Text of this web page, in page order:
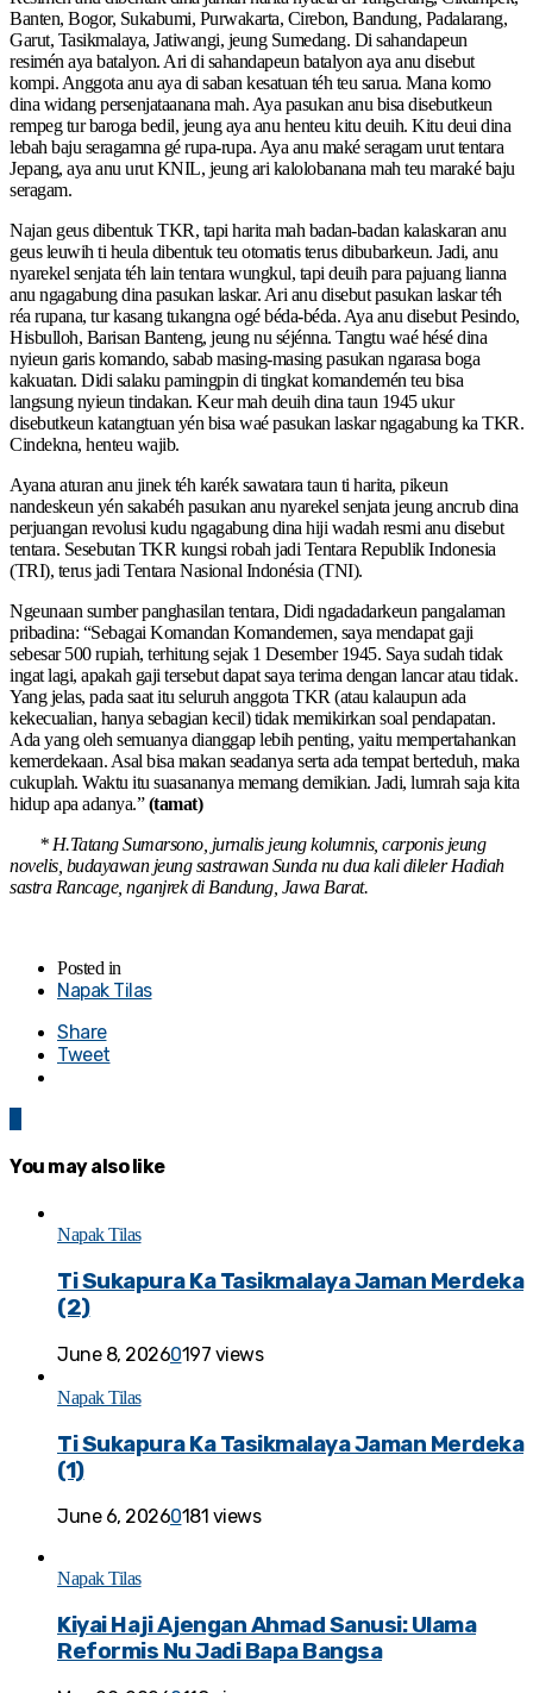
Banten, Bogor, Sukabumi, Purwakarta, Cirebon, Bandung, Padalarang,
Garut, Tasikmalaya, Jatiwangi, jeung Sumedang. Di sahandapeun
resimén aya batalyon. Ari di sahandapeun batalyon aya anu disebut
kompi. Anggota anu aya di saban kesatuan téh teu sarua. Mana komo
dina widang persenjataanana mah. Aya pasukan anu bisa disebutkeun
rempeg tur baroga bedil, jeung aya anu henteu kitu deuih. Kitu deui dina
lebah baju seragamna gé rupa-rupa. Aya anu maké seragam urut tentara
Jepang, aya anu urut KNIL, jeung ari kalolobanana mah teu maraké baju
seragam.
Najan geus dibentuk TKR, tapi harita mah badan-badan kalaskaran anu
geus leuwih ti heula dibentuk teu otomatis terus dibubarkeun. Jadi, anu
nyarekel senjata téh lain tentara wungkul, tapi deuih para pajuang lianna
anu ngagabung dina pasukan laskar. Ari anu disebut pasukan laskar téh
réa rupana, tur kasang tukangna ogé béda-béda. Aya anu disebut Pesindo,
Hisbulloh, Barisan Banteng, jeung nu séjénna. Tangtu waé hésé dina
nyieun garis komando, sabab masing-masing pasukan ngarasa boga
kakuatan. Didi salaku pamingpin di tingkat komandemén teu bisa
langsung nyieun tindakan. Keur mah deuih dina taun 1945 ukur
disebutkeun katangtuan yén bisa waé pasukan laskar ngagabung ka TKR.
Cindekna, henteu wajib.
Ayana aturan anu jinek téh karék sawatara taun ti harita, pikeun
nandeskeun yén sakabéh pasukan anu nyarekel senjata jeung ancrub dina
perjuangan revolusi kudu ngagabung dina hiji wadah resmi anu disebut
tentara. Sesebutan TKR kungsi robah jadi Tentara Republik Indonesia
(TRI), terus jadi Tentara Nasional Indonésia (TNI).
Ngeunaan sumber panghasilan tentara, Didi ngadadarkeun pangalaman
pribadina: “Sebagai Komandan Komandemen, saya mendapat gaji
sebesar 500 rupiah, terhitung sejak 1 Desember 1945. Saya sudah tidak
ingat lagi, apakah gaji tersebut dapat saya terima dengan lancar atau tidak.
Yang jelas, pada saat itu seluruh anggota TKR (atau kalaupun ada
kekecualian, hanya sebagian kecil) tidak memikirkan soal pendapatan.
Ada yang oleh semuanya dianggap lebih penting, yaitu mempertahankan
kemerdekaan. Asal bisa makan seadanya serta ada tempat berteduh, maka
cukuplah. Waktu itu suasananya memang demikian. Jadi, lumrah saja kita
hidup apa adanya.”(tamat)
* H.Tatang Sumarsono, jurnalis jeung kolumnis, carponis jeung
novelis, budayawan jeung sastrawan Sunda nu dua kali dileler Hadiah
sastra Rancage, nganjrek di Bandung, Jawa Barat.
Posted in
Napak Tilas
Share
Tweet
You may also like
Napak Tilas
Ti Sukapura Ka Tasikmalaya Jaman Merdeka
(2)
June 8, 20260197 views
Napak Tilas
Ti Sukapura Ka Tasikmalaya Jaman Merdeka
(1)
June 6, 20260181 views
Napak Tilas
Kiyai Haji Ajengan Ahmad Sanusi: Ulama
Reformis Nu Jadi Bapa Bangsa